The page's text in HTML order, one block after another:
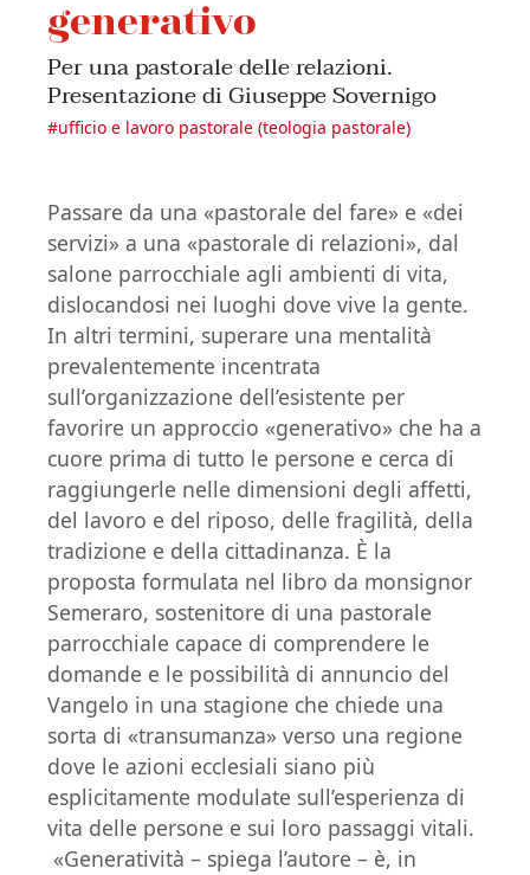
generativo
Per una pastorale delle relazioni.
Presentazione di Giuseppe Sovernigo
#ufficio e lavoro pastorale (teologia pastorale)
Passare da una «pastorale del fare» e «dei
servizi» a una «pastorale di relazioni», dal
salone parrocchiale agli ambienti di vita,
dislocandosi nei luoghi dove vive la gente.
In altri termini, superare una mentalità
prevalentemente incentrata
sull’organizzazione dell’esistente per
favorire un approccio «generativo» che ha a
cuore prima di tutto le persone e cerca di
raggiungerle nelle dimensioni degli affetti,
del lavoro e del riposo, delle fragilità, della
tradizione e della cittadinanza. È la
proposta formulata nel libro da monsignor
Semeraro, sostenitore di una pastorale
parrocchiale capace di comprendere le
domande e le possibilità di annuncio del
Vangelo in una stagione che chiede una
sorta di «transumanza» verso una regione
dove le azioni ecclesiali siano più
esplicitamente modulate sull’esperienza di
vita delle persone e sui loro passaggi vitali.
«Generatività – spiega l’autore – è, in